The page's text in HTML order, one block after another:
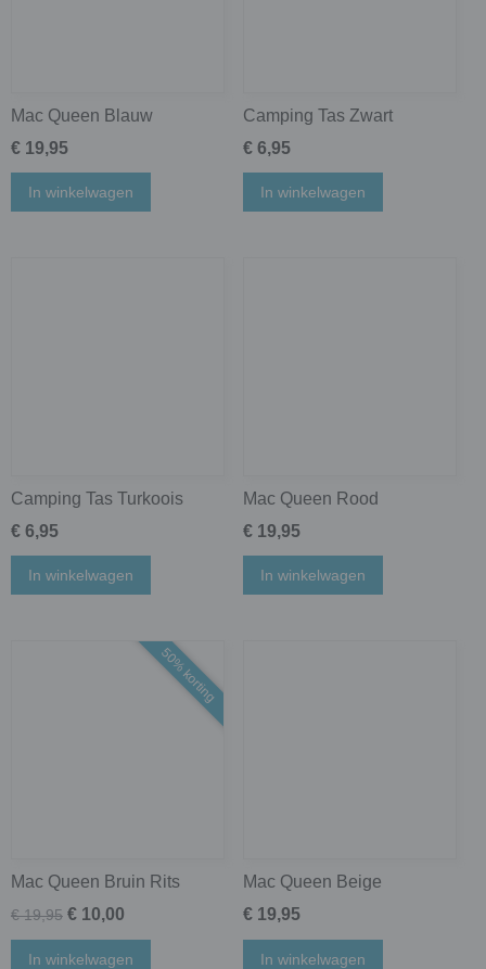
Mac Queen Blauw
€ 19,95
In winkelwagen
Camping Tas Zwart
€ 6,95
In winkelwagen
Camping Tas Turkoois
€ 6,95
In winkelwagen
Mac Queen Rood
€ 19,95
In winkelwagen
50% korting
Mac Queen Bruin Rits
€ 19,95 € 10,00
In winkelwagen
Mac Queen Beige
€ 19,95
In winkelwagen